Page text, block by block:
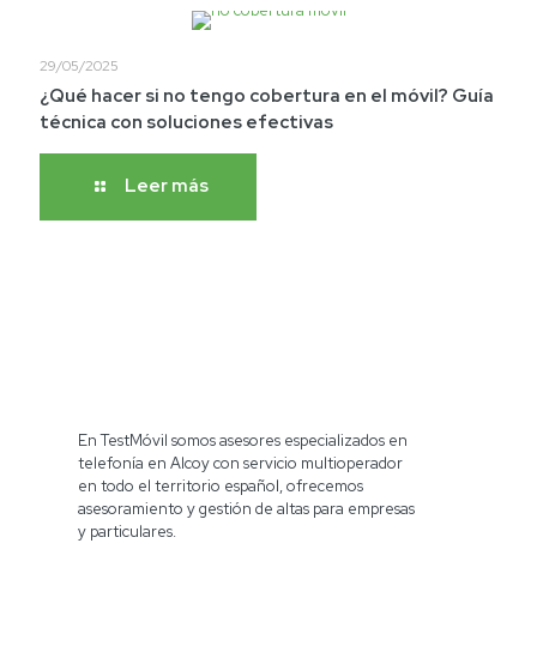
29/05/2025
¿Qué hacer si no tengo cobertura en el móvil? Guía
técnica con soluciones efectivas
Leer más
En TestMóvil somos asesores especializados en
telefonía en Alcoy con servicio multioperador
en todo el territorio español, ofrecemos
asesoramiento y gestión de altas para empresas
y particulares.